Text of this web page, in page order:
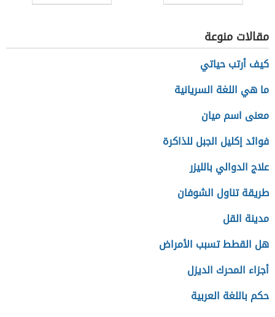
الاجتماعي
مقالات منوعة
كيف أرتب حياتي
ما هي اللغة السريانية
معنى اسم ميان
فوائد إكليل الجبل للذاكرة
علاج الدوالي بالليزر
طريقة تناول الشوفان
مدينة القل
هل القطط تسبب الأمراض
أجزاء المحرك الديزل
حكم باللغة العربية